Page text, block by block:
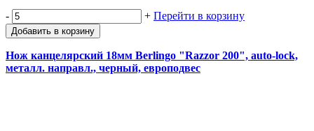
- + Перейти в корзину
Добавить в корзину
Нож канцелярский 18мм Berlingo "Razzor 200", auto-lock,
металл. направл., черный, европодвес